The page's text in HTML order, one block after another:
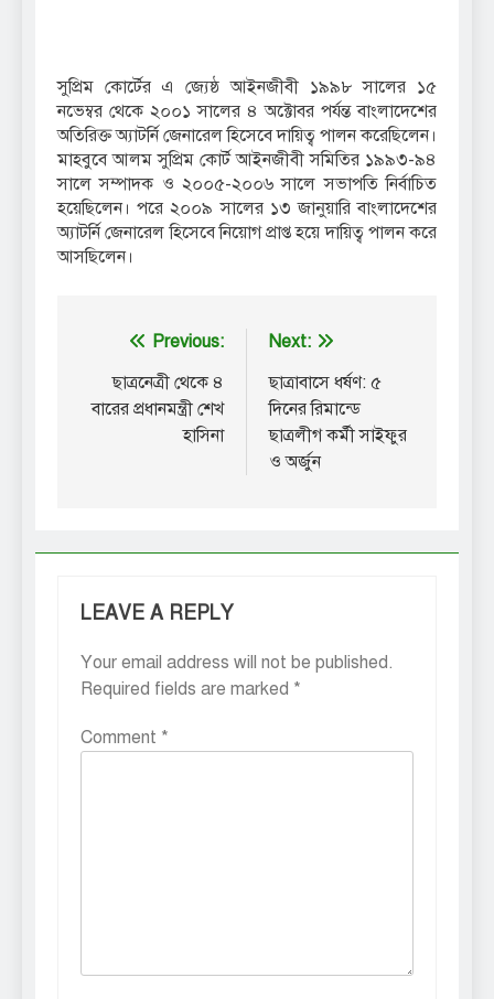
সুপ্রিম কোর্টের এ জ্যেষ্ঠ আইনজীবী ১৯৯৮ সালের ১৫
নভেম্বর থেকে ২০০১ সালের ৪ অক্টোবর পর্যন্ত বাংলাদেশের
অতিরিক্ত অ্যাটর্নি জেনারেল হিসেবে দায়িত্ব পালন করেছিলেন।
মাহবুবে আলম সুপ্রিম কোর্ট আইনজীবী সমিতির ১৯৯৩-৯৪
সালে সম্পাদক ও ২০০৫-২০০৬ সালে সভাপতি নির্বাচিত
হয়েছিলেন। পরে ২০০৯ সালের ১৩ জানুয়ারি বাংলাদেশের
অ্যাটর্নি জেনারেল হিসেবে নিয়োগ প্রাপ্ত হয়ে দায়িত্ব পালন করে
আসছিলেন।
Post
navigation
Previous:
ছাত্রনেত্রী থেকে ৪
বারের প্রধানমন্ত্রী শেখ
হাসিনা
Next:
ছাত্রাবাসে ধর্ষণ: ৫
দিনের রিমান্ডে
ছাত্রলীগ কর্মী সাইফুর
ও অর্জুন
LEAVE A REPLY
Your email address will not be published.
Required fields are marked *
Comment *